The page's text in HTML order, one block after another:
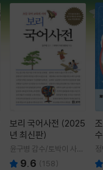
보리 국어사전 (2025
년 최신판)
윤구병 감수/토박이 사전
편찬실 편
9.6 (158)